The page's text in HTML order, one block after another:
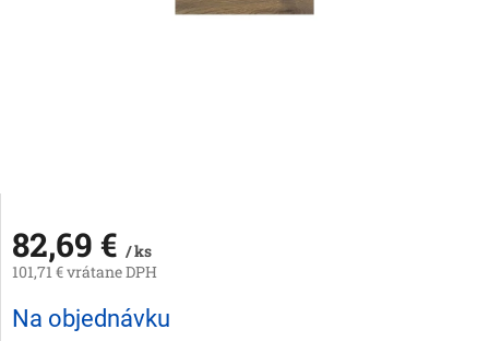
82,69 € / ks
101,71 € vrátane DPH
Jednotková
cena:
Na objednávku